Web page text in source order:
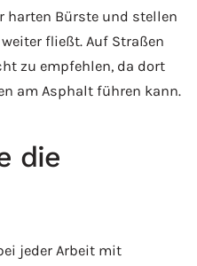
harten Bürste und stellen
fließt. Auf Straßen
zu empfehlen, da dort
am Asphalt führen kann.
die
jeder Arbeit mit